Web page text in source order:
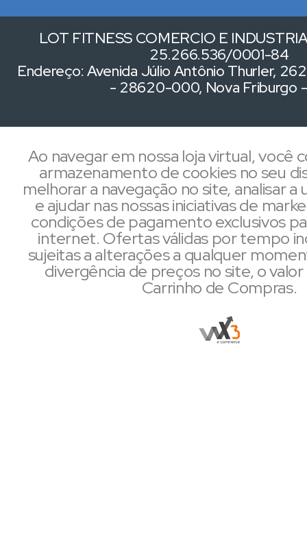
LOT FITNESS COMERCIO E
25.266.536/0001-84
Endereço: Avenida Júlio Antônio Thurler,
- 28620-000, Nova Friburgo
Ao navegar em nossa loja virtual, você
armazenamento de cookies no seu
melhorar a navegação no site, analisar a
e ajudar nas nossas iniciativas de
condições de pagamento exclusivos
internet. Ofertas válidas por tempo
sujeitas a alterações a qualquer
divergência de preços no site, o
Carrinho de Compras.